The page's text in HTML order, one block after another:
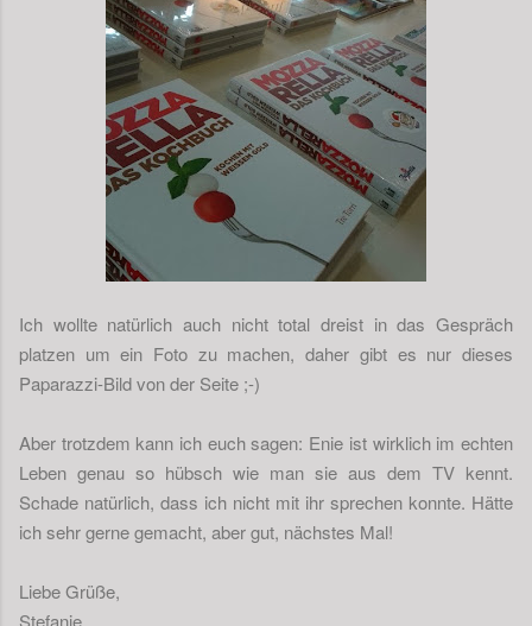
Ich wollte natürlich auch nicht total dreist in das Gespräch
platzen um ein Foto zu machen, daher gibt es nur dieses
Paparazzi-Bild von der Seite ;-)
Aber trotzdem kann ich euch sagen: Enie ist wirklich im echten
Leben genau so hübsch wie man sie aus dem TV kennt.
Schade natürlich, dass ich nicht mit ihr sprechen konnte. Hätte
ich sehr gerne gemacht, aber gut, nächstes Mal!
Liebe Grüße,
Stefanie